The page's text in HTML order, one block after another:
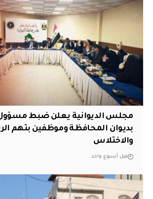
مجلس الديوانية يعلن ضبط
بديوان المحافظة وموظفين بتهم
والاختلاس
قبل أسبوع واحد